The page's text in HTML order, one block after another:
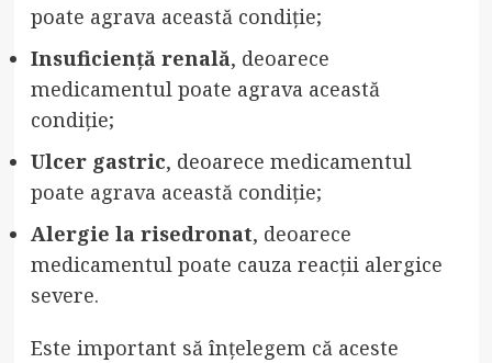
poate agrava această condiție;
Insuficiență renală, deoarece
medicamentul poate agrava această
condiție;
Ulcer gastric, deoarece medicamentul
poate agrava această condiție;
Alergie la risedronat, deoarece
medicamentul poate cauza reacții alergice
severe.
Este important să înțelegem că aceste